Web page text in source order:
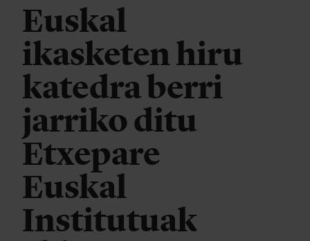
Euskal
ikasketen hiru
katedra berri
jarriko ditu
Etxepare
Euskal
Institutuak